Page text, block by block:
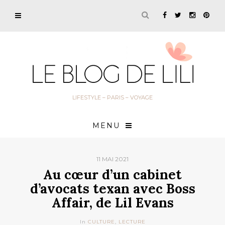
LIFESTYLE – PARIS – VOYAGE
MENU
11 MAI 2021
Au cœur d’un cabinet
d’avocats texan avec Boss
Affair, de Lil Evans
In CULTURE, LECTURE